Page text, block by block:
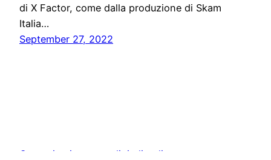
di X Factor, come dalla produzione di Skam
Italia…
September 27, 2022
Comunicati stampa digitali online